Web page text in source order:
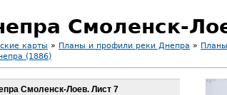
Смоленск-
карты » Планы и профили реки Днепра »
(1886)
Смоленск-Лоев. Лист 7